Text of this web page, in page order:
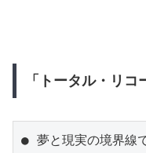
「トータル・リ
● 夢と現実の境界線